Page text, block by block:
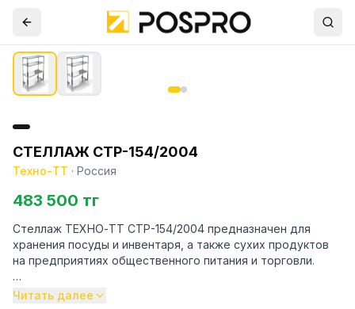
СТЕЛЛАЖ СТР-154/2004
Техно-ТТ · Россия
483 500 тг
Стеллаж ТЕХНО-ТТ СТР-154/2004 предназначен для
хранения посуды и инвентаря, а также сухих продуктов
на предприятиях общественного питания и торговли.
Особенности:
Читать далее